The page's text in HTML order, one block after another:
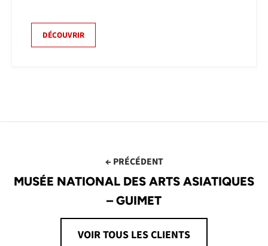
DÉCOUVRIR
← PRÉCÉDENT
MUSÉE NATIONAL DES ARTS ASIATIQUES
– GUIMET
VOIR TOUS LES CLIENTS